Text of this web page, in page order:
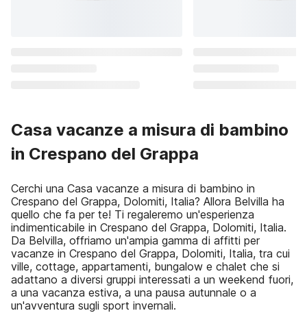
Casa vacanze a misura di bambino
in Crespano del Grappa
Cerchi una Casa vacanze a misura di bambino in
Crespano del Grappa, Dolomiti, Italia? Allora Belvilla ha
quello che fa per te! Ti regaleremo un'esperienza
indimenticabile in Crespano del Grappa, Dolomiti, Italia.
Da Belvilla, offriamo un'ampia gamma di affitti per
vacanze in Crespano del Grappa, Dolomiti, Italia, tra cui
ville, cottage, appartamenti, bungalow e chalet che si
adattano a diversi gruppi interessati a un weekend fuori,
a una vacanza estiva, a una pausa autunnale o a
un'avventura sugli sport invernali.